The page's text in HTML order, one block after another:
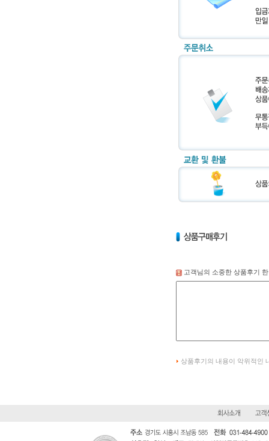
고객님의 소중한 상품후기
상품후기의 내용이 악위적인